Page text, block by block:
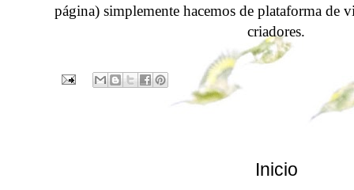
página) simplemente hacemos de plataforma de
criadores.
Inicio